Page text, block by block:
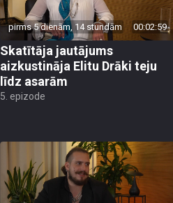
pirms 5 dienām, 14 stundām 00:02:59
Skatītāja jautājums
aizkustināja Elitu Drāki teju
līdz asarām
5. epizode